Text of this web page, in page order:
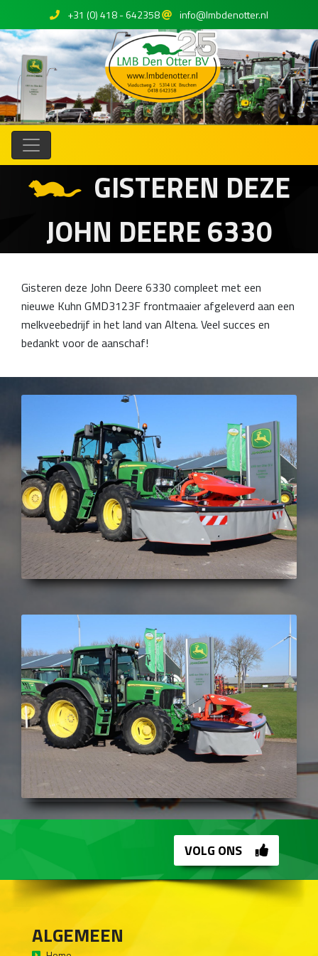
+31 (0) 418 - 642358 info@lmbdenotter.nl
GISTEREN DEZE
JOHN DEERE 6330
Gisteren deze John Deere 6330 compleet met een
nieuwe Kuhn GMD3123F frontmaaier afgeleverd aan een
melkveebedrijf in het land van Altena. Veel succes en
bedankt voor de aanschaf!
VOLG ONS
ALGEMEEN